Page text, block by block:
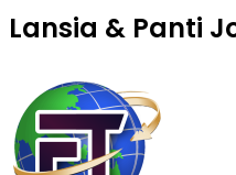
Lansia & Panti